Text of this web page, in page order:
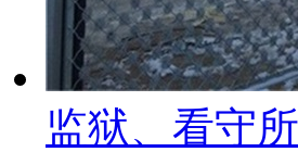
监狱、看守